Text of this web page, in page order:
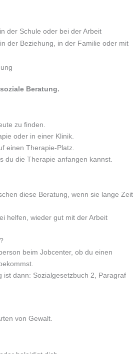
der Schule oder bei der Arbeit
der Beziehung, in der Familie oder mit
Beratung.
zu finden.
oder in einer Klinik.
einen Therapie-Platz.
du die Therapie anfangen kannst.
diese Beratung, wenn sie lange Zeit
helfen, wieder gut mit der Arbeit
beim Jobcenter, ob du einen
ist dann: Sozialgesetzbuch 2, Paragraf
von Gewalt.